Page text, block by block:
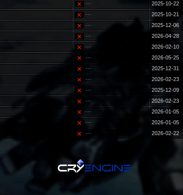
---
2025-10-22
---
2025-10-21
---
2025-12-06
---
2026-04-28
---
2026-02-10
---
2026-05-25
---
2025-12-31
---
2026-02-23
---
2025-12-09
---
2026-02-23
---
2026-01-05
---
2026-01-05
--- 2026-02-22